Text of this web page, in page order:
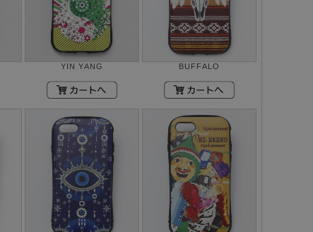
YIN YANG BUFFALO